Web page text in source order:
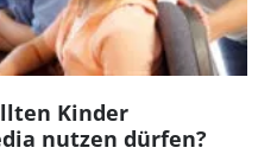
Kinder
nutzen dürfen?